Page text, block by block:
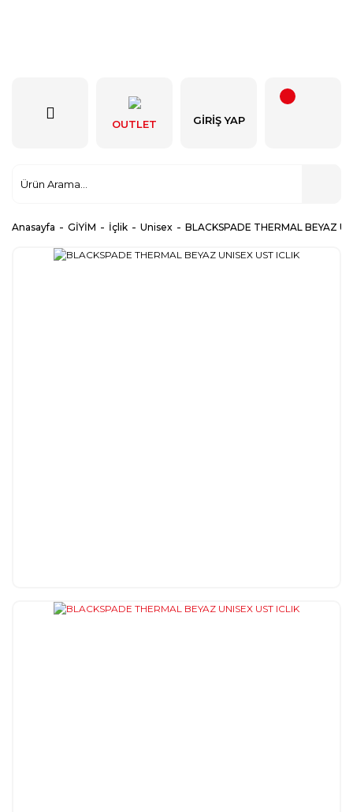
OUTLET GIRIŞ YAP
Anasayfa GİYİM İçlik Unisex BLACKSPADE THERMAL BEYAZ